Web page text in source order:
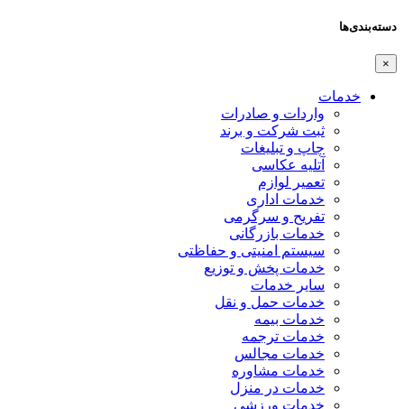
دسته‌بندی‌ها
×
خدمات
واردات و صادرات
ثبت شرکت و برند
چاپ و تبلیغات
آتلیه عکاسی
تعمیر لوازم
خدمات اداری
تفریح و سرگرمی
خدمات بازرگانی
سیستم امنیتی و حفاظتی
خدمات پخش و توزیع
سایر خدمات
خدمات حمل و نقل
خدمات بیمه
خدمات ترجمه
خدمات مجالس
خدمات مشاوره
خدمات در منزل
خدمات ورزشی